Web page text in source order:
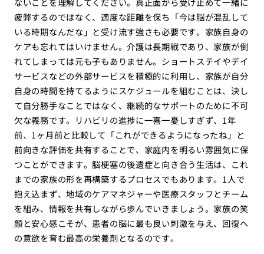
疲弊するのではなく、適度な距離を保ち「今は脳が混乱して
いる時期なんだな」と受け流す強さも必要です。家族自身の
ケアも忘れてはいけません。介護は長期戦であり、家族が倒
れてしまっては元も子もありません。ショートステイやデイ
サービスなどの外部サービスを積極的に利用し、家族が自分
自身の時間を持てるようにスケジュールを組むことは、決し
て自分勝手なことではなく、継続的なサポートのために不可
欠な義務です。リハビリの進捗に一喜一憂しすぎず、1年
前、1ヶ月前と比較して「これができるようになったね」と
前向きな評価を共有することで、家庭内を明るい雰囲気に保
つことができます。脳梗塞の後遺症と向き合う生活は、これ
までの家族の形を再構築するプロセスでもあります。1人で
抱え込まず、地域のケアマネジャーや医療スタッフとチーム
を組み、情報を共有しながら歩んでいきましょう。家族の笑
顔と安心感こそが、患者の脳に最も良い刺激を与え、回復へ
の意欲を育む最高の栄養剤となるのです。